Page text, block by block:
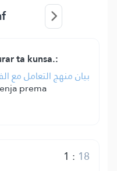
ta kunsa.:
بيان منهج التعامل مع
prema
1 : 18